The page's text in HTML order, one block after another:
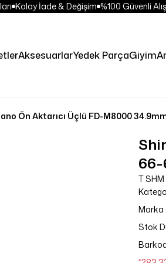
Kolay İade & Değişim %100 Güvenli
AksesuarlarYedek ParçaGiyim
Ön Aktarıcı Üçlü FD-M8000
T
Marka
Stok